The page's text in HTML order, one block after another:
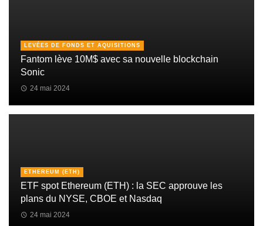
LEVÉES DE FONDS ET AQUISITIONS
Fantom lève 10M$ avec sa nouvelle blockchain
Sonic
24 mai 2024
ETHEREUM (ETH)
ETF spot Ethereum (ETH) : la SEC approuve les
plans du NYSE, CBOE et Nasdaq
24 mai 2024